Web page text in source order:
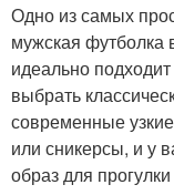
Одно из самых
мужская футболка
идеально
выбрать
современные
или сникерсы, и у
образ для